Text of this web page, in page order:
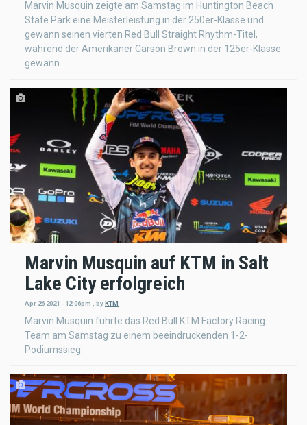
Marvin Musquin zeigte am Samstag im Huntington Beach
State Park eine Meisterleistung in der 250er-Klasse und
gewann seinen vierten Red Bull Straight Rhythm-Titel,
während der Amerikaner Carson Brown in der 125er-Klasse
gewann.
Marvin Musquin auf KTM in Salt
Lake City erfolgreich
Apr 26 2021 - 12:06pm , byKTM
Marvin Musquin führte das Red Bull KTM Factory Racing
Team am Samstag zu einem beeindruckenden 1-2-
Podiumssieg.